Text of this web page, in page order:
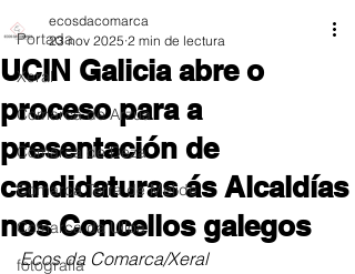
Portada
Xeral
Comarca de Arzúa
Comarca de Deza
Comarca Terra de Melide
Comarca da Ulloa
fotografía
UCIN Galicia abre o
proceso para a
presentación de
candidaturas ás Alcaldías
nos Concellos galegos
ecosdacomarca
23 nov 2025 2 min de lectura
Ecos da Comarca/Xeral